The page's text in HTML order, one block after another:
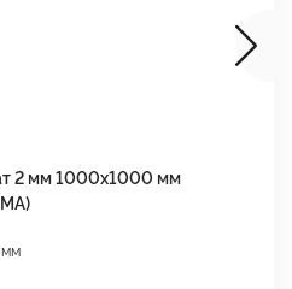
2 мм 1000x1000 мм
мм